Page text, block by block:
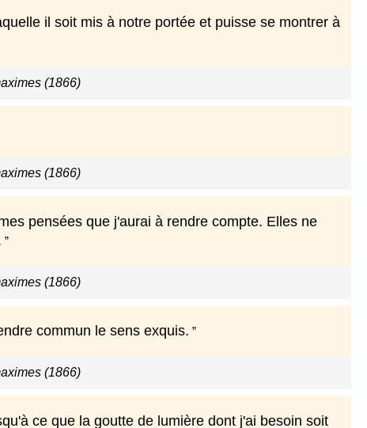
il soit mis à notre portée et puisse se montrer à
(1866)
(1866)
pensées que j'aurai à rendre compte. Elles ne
(1866)
commun le sens exquis.
(1866)
ce que la goutte de lumière dont j'ai besoin soit